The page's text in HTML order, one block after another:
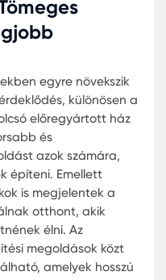
prefabrikált ház
költségeket takarít
környezetbarát
házépítési
hatékonyságukkal
és
számára, akik
otthont